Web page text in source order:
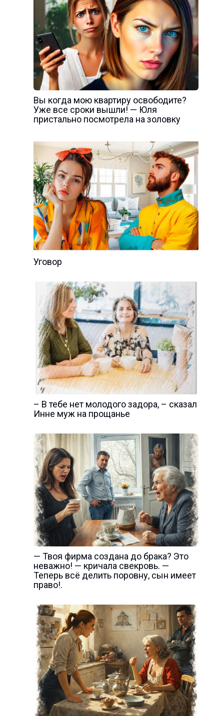
Вы когда мою квартиру освободите?
Уже все сроки вышли! — Юля
пристально посмотрела на золовку
Уговор
– В тебе нет молодого задора, – сказал
Инне муж на прощанье
— Твоя фирма создана до брака? Это
неважно! — кричала свекровь. —
Теперь всё делить поровну, сын имеет
право!.